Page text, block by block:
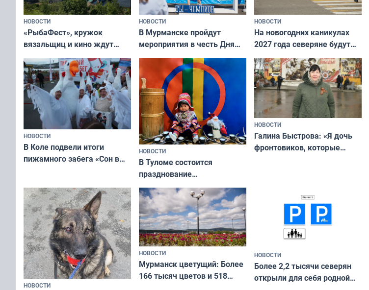
НОВОСТИ
«РыбаФест», кружок
вязальщиц и кино ждут
мурманчан в эти выходные
НОВОСТИ
В Мурманске пройдут
мероприятия в честь Дня
физкультурника
НОВОСТИ
На новогодних каникулах
2027 года северяне будут
отдыхать 11 дней
НОВОСТИ
В Коле подвели итоги
пижамного забега «Сон в
НОВОСТИ
В Туломе состоится
празднование
Международного дня
коренных народов мира
НОВОСТИ
Галина Быстрова: «Я дочь
фронтовиков, которые
НОВОСТИ
НОВОСТИ
Мурманск цветущий: Более
166 тысяч цветов и 518
НОВОСТИ
Более 2,2 тысячи северян
открыли для себя родной